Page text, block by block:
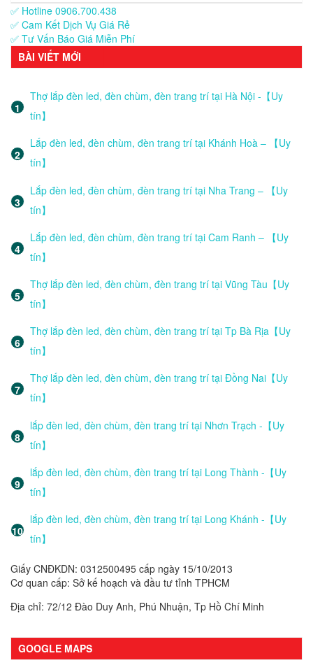
✅ Hotline 0906.700.438
✅ Cam Kết Dịch Vụ Giá Rẻ
✅ Tư Vấn Báo Giá Miễn Phí
BÀI VIẾT MỚI
Thợ lắp đèn led, đèn chùm, đèn trang trí tại Hà Nội -【Uy
tín】
Lắp đèn led, đèn chùm, đèn trang trí tại Khánh Hoà – 【Uy
tín】
Lắp đèn led, đèn chùm, đèn trang trí tại Nha Trang – 【Uy
tín】
Lắp đèn led, đèn chùm, đèn trang trí tại Cam Ranh – 【Uy
tín】
Thợ lắp đèn led, đèn chùm, đèn trang trí tại Vũng Tàu【Uy
tín】
Thợ lắp đèn led, đèn chùm, đèn trang trí tại Tp Bà Rịa【Uy
tín】
Thợ lắp đèn led, đèn chùm, đèn trang trí tại Đồng Nai【Uy
tín】
lắp đèn led, đèn chùm, đèn trang trí tại Nhơn Trạch -【Uy
tín】
lắp đèn led, đèn chùm, đèn trang trí tại Long Thành -【Uy
tín】
lắp đèn led, đèn chùm, đèn trang trí tại Long Khánh -【Uy
tín】
Giấy CNĐKDN: 0312500495 cấp ngày 15/10/2013
Cơ quan cấp: Sở kế hoạch và đầu tư tỉnh TPHCM
Địa chỉ: 72/12 Đào Duy Anh, Phú Nhuận, Tp Hồ Chí Minh
GOOGLE MAPS